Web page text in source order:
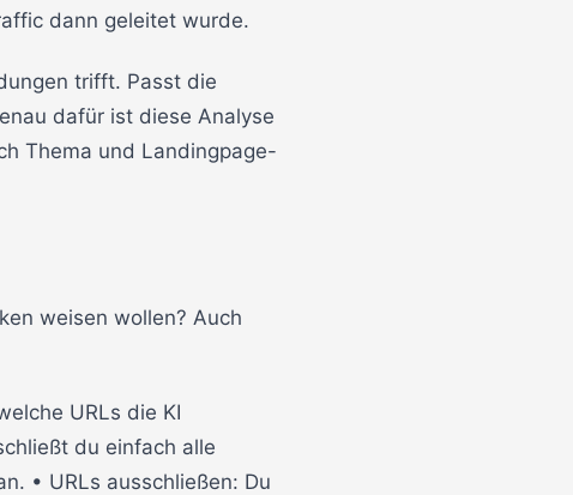
dann geleitet wurde.
trifft. Passt die
dafür ist diese Analyse
Thema und Landingpage-
weisen wollen? Auch
URLs die KI
du einfach alle
• URLs ausschließen: Du